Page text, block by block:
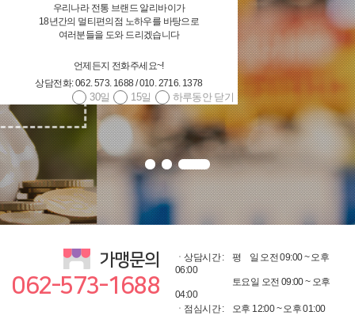
가맹문의
062-573-1688
ㆍ상담시간 : 평
일 오전 09:00 ~ 오후
06:00
토요일 오전 09:00 ~ 오후
04:00
ㆍ점심시간 :
오후 12:00 ~ 오후 01:00
우리나라 전통 브랜드 알리바이가
18년간의 멀티편의점 노하우를 바탕으로
여러분들을 도와 드리겠습니다
언제든지 전화주세요~!
상담전화: 062. 573. 1688 / 010. 2716. 1378
하루동안 닫기
15일
30일